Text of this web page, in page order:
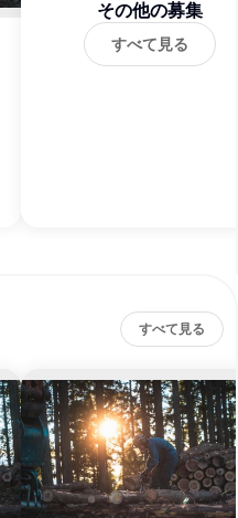
その他の募集
すべて見る
すべて見る